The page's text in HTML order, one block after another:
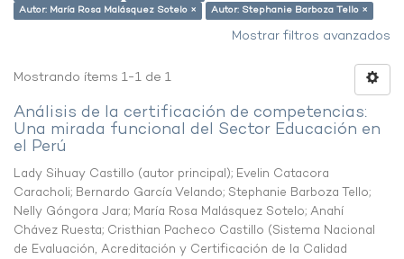
Autor: María Rosa Malásquez Sotelo ×
Autor: Stephanie Barboza Tello ×
Mostrar filtros avanzados
Mostrando ítems 1-1 de 1
Análisis de la certificación de competencias:
Una mirada funcional del Sector Educación en
el Perú
Lady Sihuay Castillo (autor principal); Evelin Catacora
Caracholi; Bernardo García Velando; Stephanie Barboza Tello;
Nelly Góngora Jara; María Rosa Malásquez Sotelo; Anahí
Chávez Ruesta; Cristhian Pacheco Castillo (Sistema Nacional
de Evaluación, Acreditación y Certificación de la Calidad